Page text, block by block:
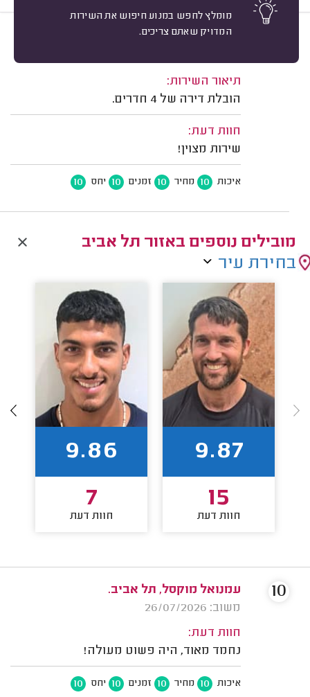
מומלץ לחפש במנוע חיפוש את השירות
המדויק שאתם צריכים.
איתמר עזר, תל אביב.
תיאור השירות:
הובלת דירה של 4 חדרים.
חוות דעת:
שירות מצוין!
איכות 10 מחיר 10 זמנים 10 יחס 10
מובילים נוספים באזור תל אביב
בחירת עיר
9.87
15
חוות דעת
9.86
7
חוות דעת
עמנואל מוקסל, תל אביב.
משוב: 26/07/2026
חוות דעת:
נחמד מאוד, היה פשוט מעולה!
איכות 10 מחיר 10 זמנים 10 יחס 10
10